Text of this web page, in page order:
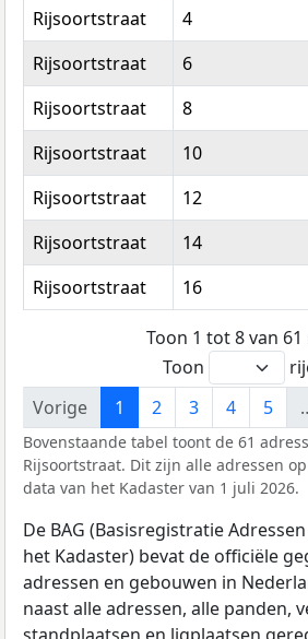
Rijsoortstraat
4
Rijsoortstraat
6
Rijsoortstraat
8
Rijsoortstraat
10
Rijsoortstraat
12
Rijsoortstraat
14
Rijsoortstraat
16
Toon 1 tot 8 van
Toon
Vorige
1 2 3 4 5
Bovenstaande tabel toont de 61
Rijsoortstraat. Dit zijn alle adressen
data van het Kadaster van 1 juli 2026.
De BAG (Basisregistratie
het Kadaster) bevat de officiële
adressen en gebouwen in
naast alle adressen, alle panden,